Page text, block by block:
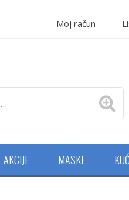
Moj račun
AKCIJE MASKE